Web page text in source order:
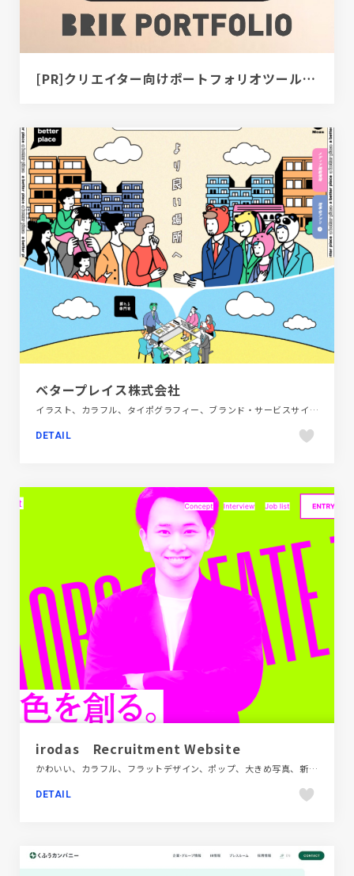
[PR]クリエイター向けポートフォリオツール｜BRIK PORTFOLIO
ベタープレイス株式会社
イラスト、カラフル、タイポグラフィー、ブランド・サービスサイト、ポップ、建設・住宅・不動産
DETAIL
irodas Recruitment Website
かわいい、カラフル、フラットデザイン、ポップ、大きめ写真、新卒・中途採用サイト、金融・法律・人材・専門職
DETAIL